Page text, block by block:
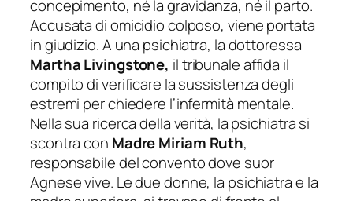
concepimento, né la gravidanza, né il parto.
Accusata di omicidio colposo, viene portata
in giudizio. A una psichiatra, la dottoressa
Martha Livingstone, il tribunale affida il
compito di verificare la sussistenza degli
estremi per chiedere l’infermità mentale.
Nella sua ricerca della verità, la psichiatra si
scontra con Madre Miriam Ruth,
responsabile del convento dove suor
Agnese vive. Le due donne, la psichiatra e la